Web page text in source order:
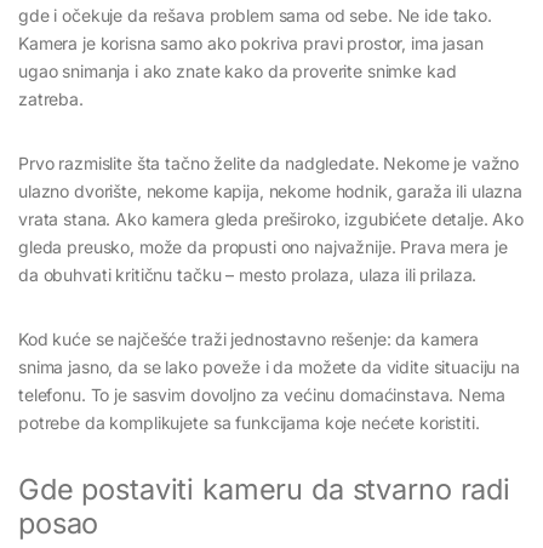
gde i očekuje da rešava problem sama od sebe. Ne ide tako.
Kamera je korisna samo ako pokriva pravi prostor, ima jasan
ugao snimanja i ako znate kako da proverite snimke kad
zatreba.
Prvo razmislite šta tačno želite da nadgledate. Nekome je važno
ulazno dvorište, nekome kapija, nekome hodnik, garaža ili ulazna
vrata stana. Ako kamera gleda preširoko, izgubićete detalje. Ako
gleda preusko, može da propusti ono najvažnije. Prava mera je
da obuhvati kritičnu tačku – mesto prolaza, ulaza ili prilaza.
Kod kuće se najčešće traži jednostavno rešenje: da kamera
snima jasno, da se lako poveže i da možete da vidite situaciju na
telefonu. To je sasvim dovoljno za većinu domaćinstava. Nema
potrebe da komplikujete sa funkcijama koje nećete koristiti.
Gde postaviti kameru da stvarno radi
posao